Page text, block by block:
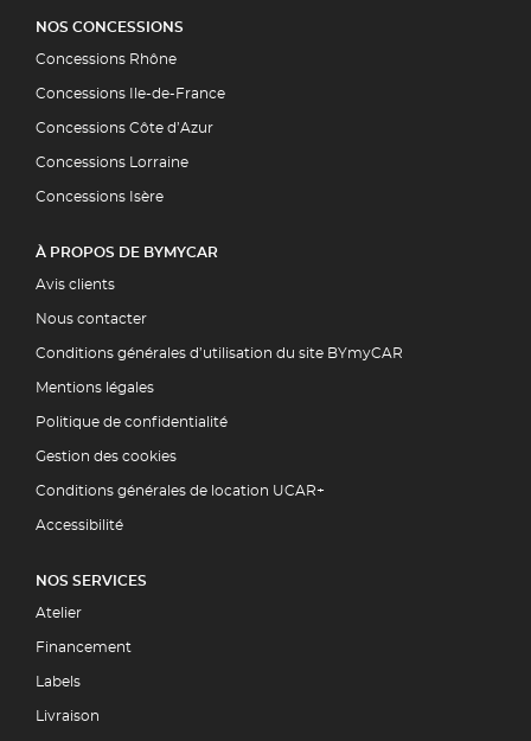
NOS CONCESSIONS
Concessions Rhône
Concessions Ile-de-France
Concessions Côte d’Azur
Concessions Lorraine
Concessions Isère
À PROPOS DE BYMYCAR
Avis clients
Nous contacter
Conditions générales d’utilisation du site BYmyCAR
Mentions légales
Politique de confidentialité
Gestion des cookies
Conditions générales de location UCAR+
Accessibilité
NOS SERVICES
Atelier
Financement
Labels
Livraison